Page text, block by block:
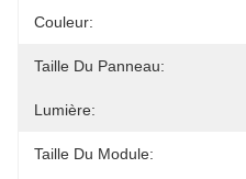
Couleur:
Taille Du Panneau:
Lumière:
Taille Du Module: